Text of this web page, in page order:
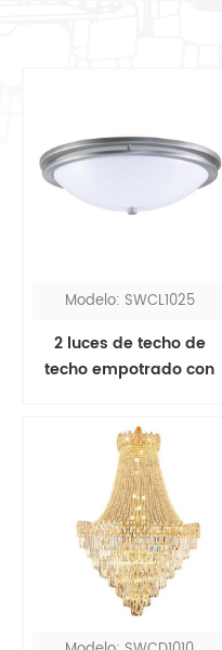
Modelo: SWCL1025
2 luces de techo de
techo empotrado con
níquel satinado de 15 "